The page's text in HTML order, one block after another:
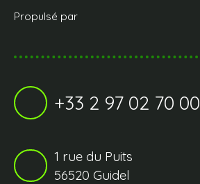
Propulsé par
+33 2 97 02 70 00
1 rue du Puits
56520 Guidel